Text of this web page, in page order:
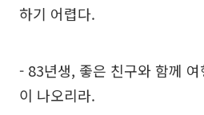
하기 어렵다.
- 83년생, 좋은 친구와 함께
이 나오리라.